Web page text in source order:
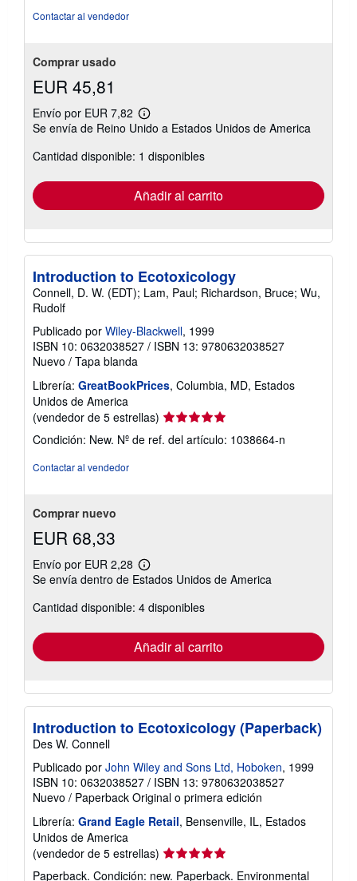
Contactar al vendedor
Comprar usado
EUR 45,81
Envío por EUR 7,82
Más
información
las
tarifas
envío
Se envía de Reino Unido a Estados Unidos de America
Cantidad disponible: 1 disponibles
Añadir al carrito
Introduction to Ecotoxicology
Connell, D. W. (EDT); Lam, Paul; Richardson, Bruce; Wu,
Rudolf
Publicado por Wiley-Blackwell, 1999
ISBN 10: 0632038527 / ISBN 13: 9780632038527
Nuevo / Tapa blanda
Librería: GreatBookPrices, Columbia, MD, Estados
Unidos de America
(vendedor de 5 estrellas) Calificación
del
vendedor:
Condición: New. Nº de ref. del artículo: 1038664-n
Contactar al vendedor
Comprar nuevo
EUR 68,33
Envío por EUR 2,28
Más
información
las
tarifas
envío
Se envía dentro de Estados Unidos de America
Cantidad disponible: 4 disponibles
Añadir al carrito
Introduction to Ecotoxicology (Paperback)
Des W. Connell
Publicado por John Wiley and Sons Ltd, Hoboken, 1999
ISBN 10: 0632038527 / ISBN 13: 9780632038527
Nuevo / Paperback Original o primera edición
Librería: Grand Eagle Retail, Bensenville, IL, Estados
Unidos de America
(vendedor de 5 estrellas) Calificación
Paperback. Condición: new. Paperback. Environmental